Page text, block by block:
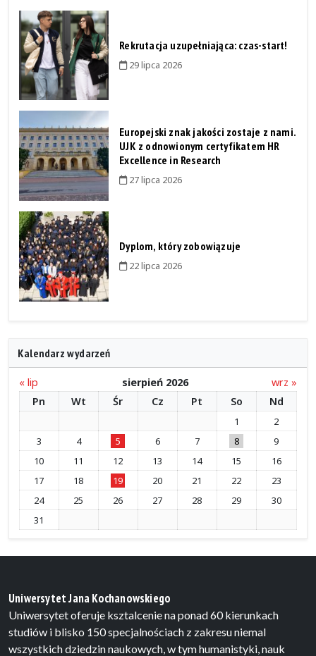
Rekrutacja uzupełniająca: czas-start!
29 lipca 2026
Europejski znak jakości zostaje z nami.
UJK z odnowionym certyfikatem HR
Excellence in Research
27 lipca 2026
Dyplom, który zobowiązuje
22 lipca 2026
Kalendarz wydarzeń
« lip sierpień 2026
wrz »
Pn
Wt Śr Cz Pt So Nd
1
2
3
4 5 6 7 8
9
10
11 12 13 14 15
16
17
18 19 20 21 22
23
24
25 26 27 28 29
30
31
Uniwersytet Jana Kochanowskiego
Uniwersytet oferuje ksztalcenie na ponad 60 kierunkach
studiów i blisko 150 specjalnościach z zakresu niemal
wszystkich dziedzin naukowych, w tym humanistyki, nauk